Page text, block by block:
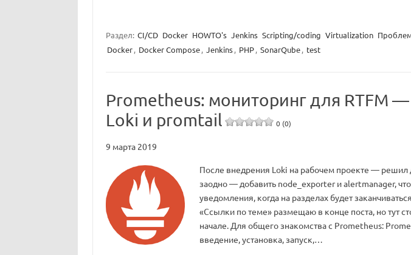
Раздел: CI/CD Docker HOWTO's Jenkins Scripting/coding Virtualization
Docker, Docker Compose, Jenkins, PHP, SonarQube, test
Prometheus: мониторинг для RTFM
Loki и promtail
0 (0)
9 марта 2019
После внедрения Loki на рабочем проекте — решил
заодно — добавить node_exporter и alertmanager,
уведомления, когда на разделах будет
«Ссылки по теме» размещаю в конце поста, но тут
начале. Для общего знакомства с Prometheus:
введение, установка, запуск,…